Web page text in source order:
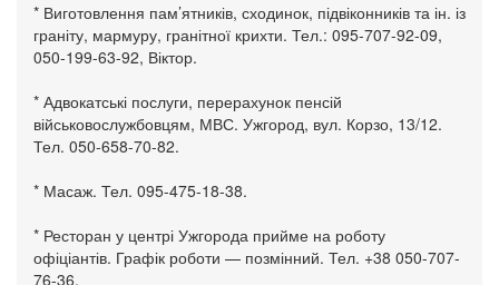
* Виготовлення пам’ятників, сходинок, підвіконників та ін. із
граніту, мармуру, гранітної крихти. Тел.: 095-707-92-09,
050-199-63-92, Віктор.
* Адвокатські послуги, перерахунок пенсій
військовослужбовцям, МВС. Ужгород, вул. Корзо, 13/12.
Тел. 050-658-70-82.
* Масаж. Тел. 095-475-18-38.
* Ресторан у центрі Ужгорода прийме на роботу
офіціантів. Графік роботи — позмінний. Тел. +38 050-707-
76-36.